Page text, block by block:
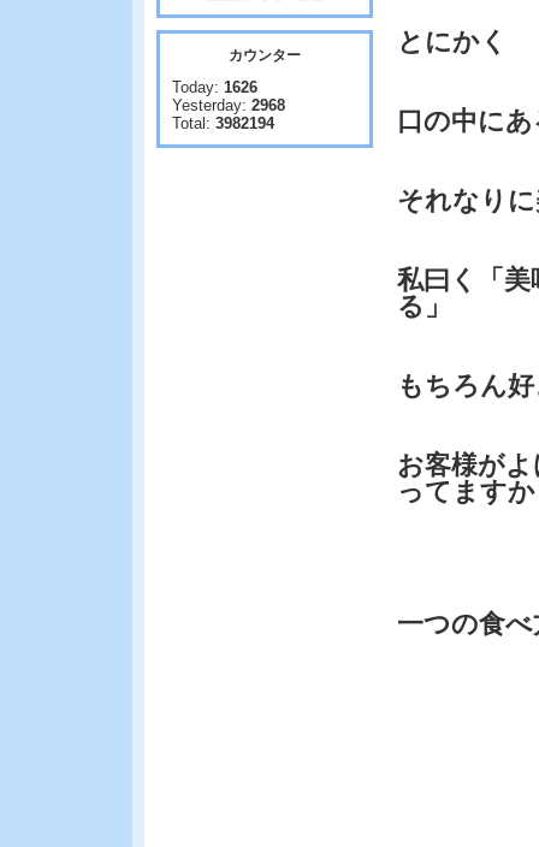
とにかく
口の中に
それなり
私曰く「
る」
もちろん
お客様が
ってます
一つの食
カウンター
Today: 1626
Yesterday: 2968
Total: 3982194